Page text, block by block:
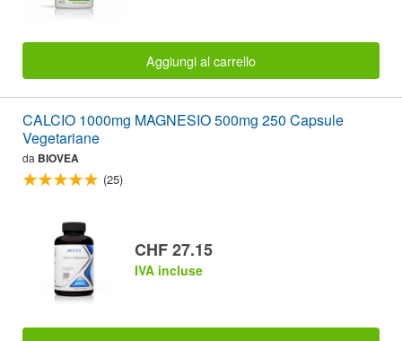
Aggiungi al carrello
CALCIO 1000mg MAGNESIO 500mg 250 Capsule
Vegetariane
da BIOVEA
(25)
CHF 27.15
IVA incluse